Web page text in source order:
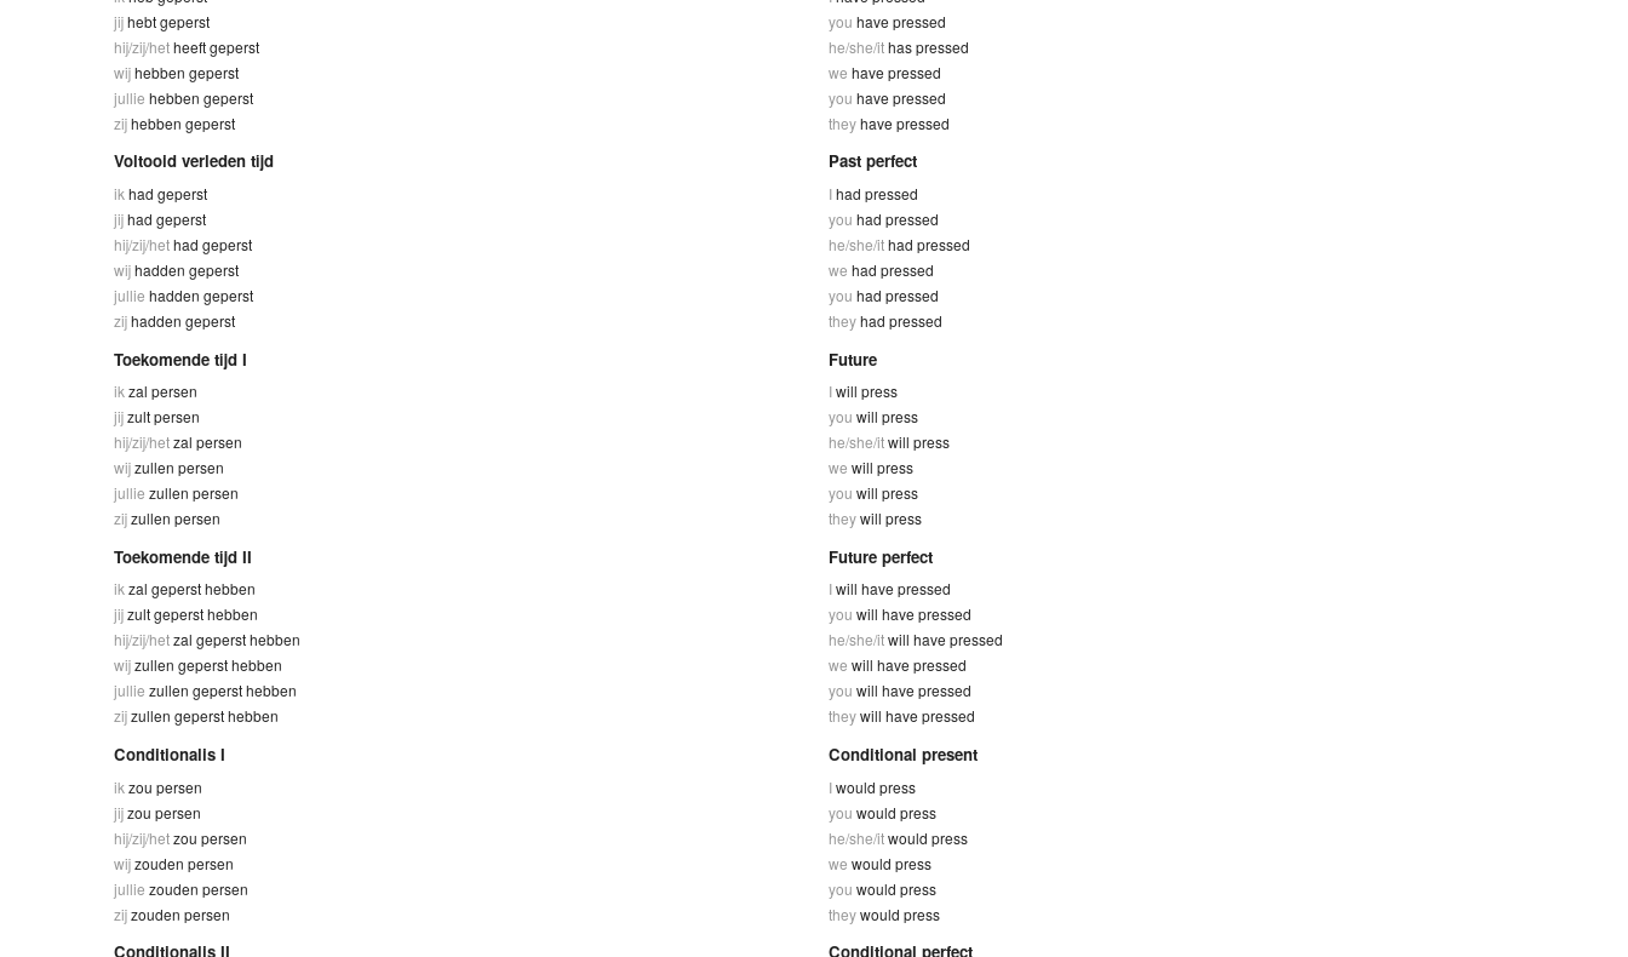
jijhebt geperst
hij/zij/hetheeft geperst
wijhebben geperst
jullie hebben geperst
zijhebben geperst
you have pressed
he/she/ithas pressed
we have pressed
you have pressed
theyhave pressed
Voltooid verleden tijd
ik had geperst
jijhad geperst
hij/zij/hethad geperst
wijhadden geperst
jullie hadden geperst
zijhadden geperst
Past perfect
Ihad pressed
you had pressed
he/she/ithad pressed
we had pressed
you had pressed
theyhad pressed
Toekomende tijd I
ik zal persen
jijzult persen
hij/zij/hetzal persen
wijzullen persen
jullie zullen persen
zijzullen persen
Future
Iwill press
you will press
he/she/itwill press
we will press
you will press
theywill press
Toekomende tijd II
ikzal geperst hebben
jijzult geperst hebben
hij/zij/hetzal geperst hebben
wijzullen geperst hebben
jullie zullen geperst hebben
zijzullen geperst hebben
Future perfect
Iwill have pressed
you will have pressed
he/she/itwill have pressed
we will have pressed
you will have pressed
theywill have pressed
Conditionalis I
ik zou persen
jijzou persen
hij/zij/hetzou persen
wijzouden persen
jullie zouden persen
zijzouden persen
Conditional present
Iwould press
you would press
he/she/itwould press
we would press
you would press
theywould press
Conditionalis II Conditional perfect